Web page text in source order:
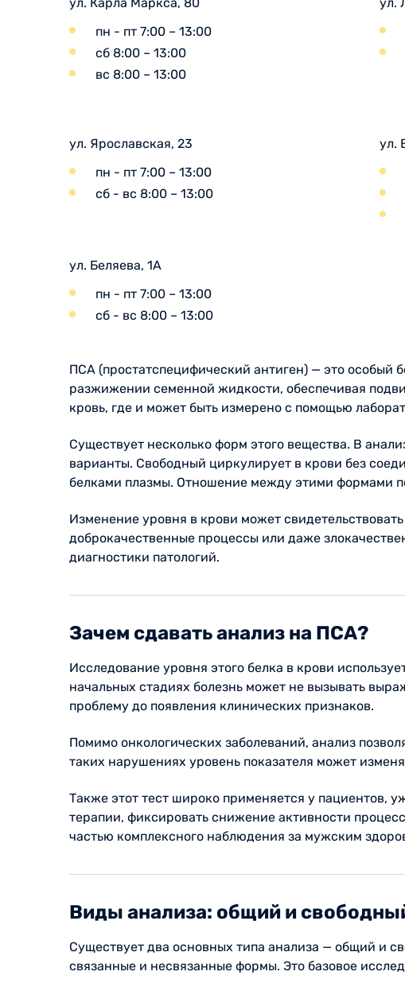
пн - пт 7:00 – 13:00
сб 8:00 – 13:00
вс 8:00 – 13:00
ул. Ярославская, 23
пн - пт 7:00 – 13:00
сб - вс 8:00 – 13:00
ул.
ул. Беляева, 1А
пн - пт 7:00 – 13:00
сб - вс 8:00 – 13:00
ПСА (простатспецифический антиген) — это особый
разжижении семенной жидкости, обеспечивая
кровь, где и может быть измерено с помощью
Существует несколько форм этого вещества. В
варианты. Свободный циркулирует в крови без
белками плазмы. Отношение между этими формами
Изменение уровня в крови может
доброкачественные процессы или даже
диагностики патологий.
Зачем сдавать анализ на ПСА?
Исследование уровня этого белка в крови
начальных стадиях болезнь может не вызывать
проблему до появления клинических признаков.
Помимо онкологических заболеваний, анализ
таких нарушениях уровень показателя может
Также этот тест широко применяется у пациентов,
терапии, фиксировать снижение активности
частью комплексного наблюдения за мужским
Виды анализа: общий и
Существует два основных типа анализа — общий и
связанные и несвязанные формы. Это базовое